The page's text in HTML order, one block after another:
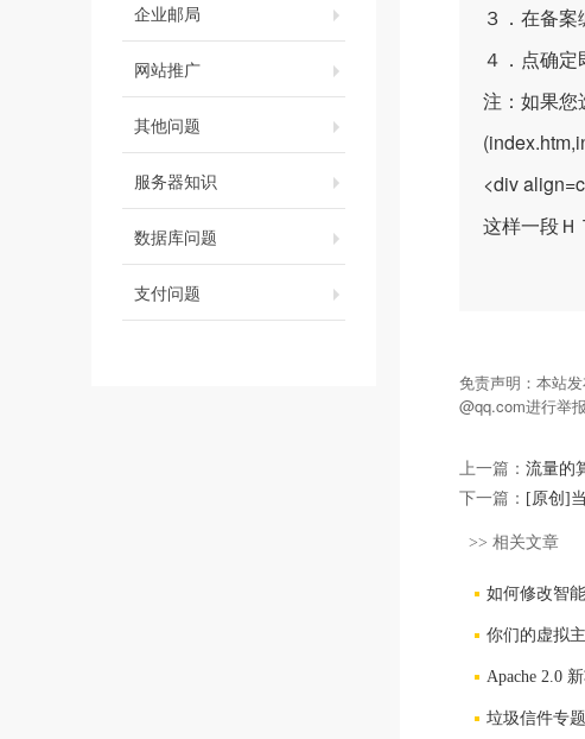
企业邮局
网站推广
其他问题
服务器知识
数据库问题
支付问题
３．在备
４．点确定
注：如果您
<div
这样一段Ｈ
免责声明：本站
@qq.com进行举
上一篇： 流量的
下一篇： [原创]
>> 相关文章
如何修改智
你们的虚拟
Apache 2.0
垃圾信件专题